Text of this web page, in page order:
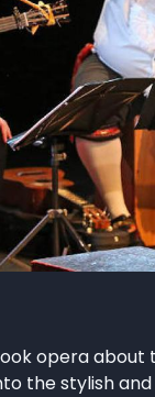
opera
the stylish and